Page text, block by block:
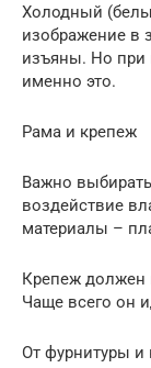
Холодный
изображение в
изъяны. Но при
именно это.
Рама и крепеж
Важно
воздействие
материалы –
Крепеж должен
Чаще всего он
От фурнитуры